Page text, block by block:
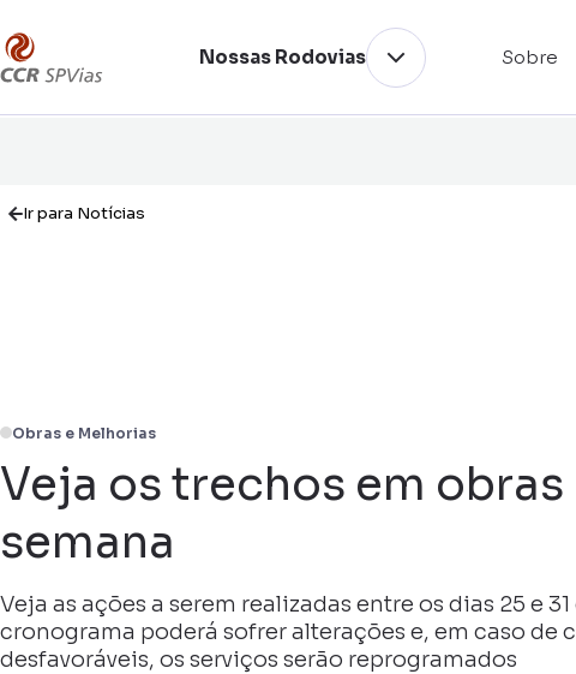
Nossas Rodovias Sobre
Ir para Notícias
Obras e Melhorias
Veja os trechos em
semana
Veja as ações a serem realizadas entre os dias 25 e
cronograma poderá sofrer alterações e, em caso de
desfavoráveis, os serviços serão reprogramados